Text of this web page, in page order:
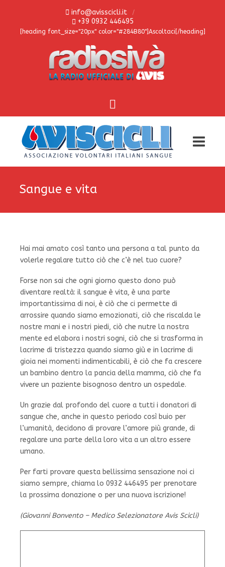
info@avisscicli.it
+39 0932 446495
[heading font_size="20px" color="#284B80"]Ascoltaci[/heading]
Sangue e vita
Hai mai amato così tanto una persona a tal punto da
volerle regalare tutto ciò che c’è nel tuo cuore?
Forse non sai che ogni giorno questo dono può
diventare realtà: il sangue è vita, è una parte
importantissima di noi, è ciò che ci permette di
arrossire quando siamo emozionati, ciò che riscalda le
nostre mani e i nostri piedi, ciò che nutre la nostra
mente ed elabora i nostri sogni, ciò che si trasforma in
lacrime di tristezza quando siamo giù e in lacrime di
gioia nei momenti indimenticabili, è ciò che fa crescere
un bambino dentro la pancia della mamma, ciò che fa
vivere un paziente bisognoso dentro un ospedale.
Un grazie dal profondo del cuore a tutti i donatori di
sangue che, anche in questo periodo così buio per
l’umanità, decidono di provare l’amore più grande, di
regalare una parte della loro vita a un altro essere
umano.
Per farti provare questa bellissima sensazione noi ci
siamo sempre, chiama lo 0932 446495 per prenotare
la prossima donazione o per una nuova iscrizione!
(Giovanni Bonvento – Medico Selezionatore Avis Scicli)